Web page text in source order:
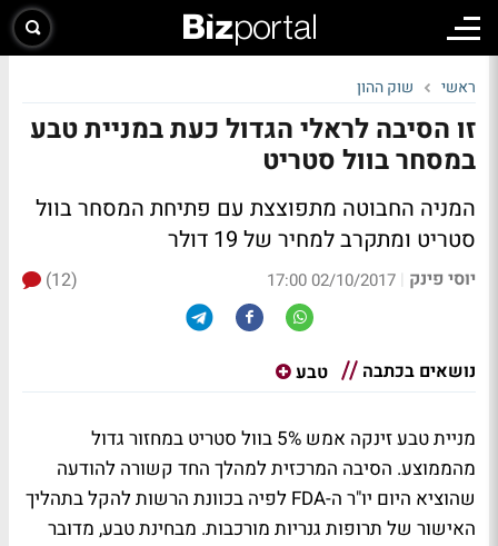
ראשי שוק ההון
זו הסיבה לראלי הגדול כעת במניית טבע
במסחר בוול סטריט
המניה החבוטה מתפוצצת עם פתיחת המסחר בוול
סטריט ומתקרב למחיר של 19 דולר
יוסי פינק |
02/10/2017 17:00
(12)
נושאים בכתבה טבע
מניית טבע זינקה אמש 5% בוול סטריט במחזור גדול
מהממוצע. הסיבה המרכזית למהלך החד קשורה להודעה
שהוציא היום יו"ר ה-FDA לפיה בכוונת הרשות להקל בתהליך
האישור של תרופות גנריות מורכבות. מבחינת טבע, מדובר